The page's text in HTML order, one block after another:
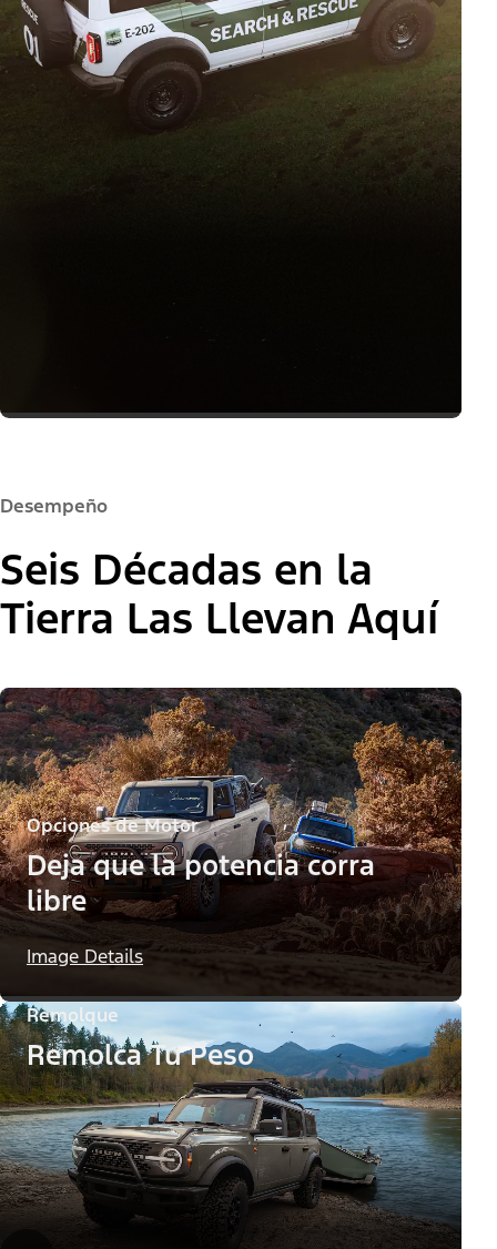
Desempeño
Seis Décadas en la
Tierra Las Llevan Aquí
Opciones de Motor
Deja que la potencia corra
libre
Image Details
Remolque
Remolca Tu Peso